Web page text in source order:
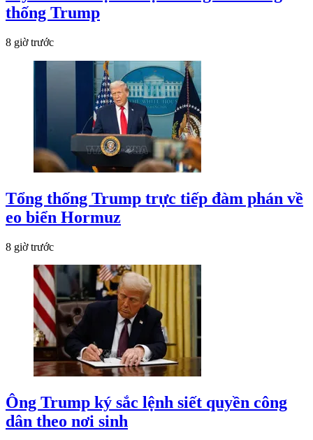
thống Trump
8 giờ trước
Tổng thống Trump trực tiếp đàm phán về
eo biển Hormuz
8 giờ trước
Ông Trump ký sắc lệnh siết quyền công
dân theo nơi sinh